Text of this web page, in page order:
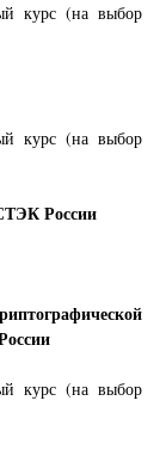
курс (на выбор
курс (на выбор
России
курс (на выбор